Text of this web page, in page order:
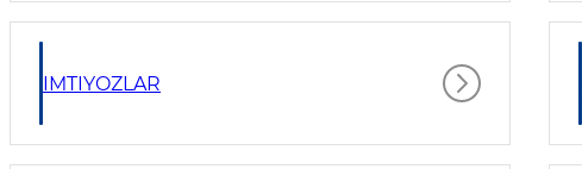
IMTIYOZLAR